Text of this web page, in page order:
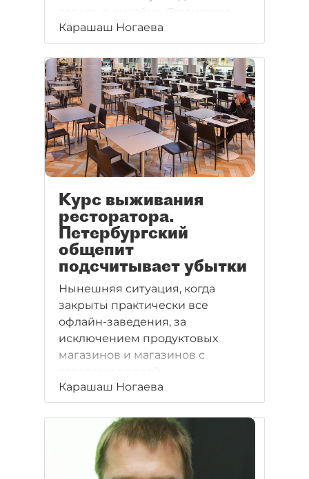
теперь в онлайне. Статистика
маркетплейсов и других
представителей электронной
коммерции показывает:
потребители на карантине
закупаются не только товарами
первой необходимости, но и
товарами для развлечений,
хобби и времяпрепровождения.
Карашаш Ногаева
Курс выживания
ресторатора.
Петербургский
общепит
подсчитывает убытки
Нынешняя ситуация, когда
закрыты практически все
офлайн-заведения, за
исключением продуктовых
магазинов и магазинов с
необходимости, в конечном
итоге приведет петербургский
ретейл к катастрофе. А
пострадает при этом больше
всех локальный ресторанный
бизнес.
Карашаш Ногаева